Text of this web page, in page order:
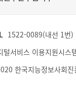
1522-0089(내선 1번
털서비스 이용지원시스
한국지능정보사회진